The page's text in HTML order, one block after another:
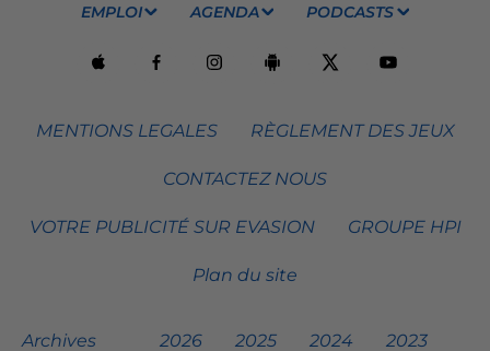
EMPLOI AGENDA PODCASTS
MENTIONS LEGALES RÈGLEMENT DES JEUX
CONTACTEZ NOUS
VOTRE PUBLICITÉ SUR EVASION GROUPE HPI
Plan du site
Archives 2026 2025 2024 2023